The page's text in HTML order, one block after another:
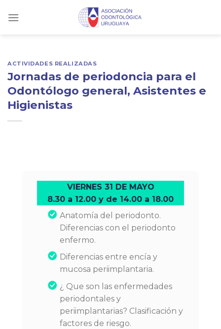
ACTIVIDADES REALIZADAS
Jornadas de periodoncia para el
Odontólogo general, Asistentes e
Higienistas
VIERNES 31 DE MAYO
8.30 a 12.00 y de 14.00 a 18.00
Anatomía del periodonto.
Diferencias con el periodonto
enfermo.
Diferencias entre encía y
mucosa periimplantaria.
¿ Que son las enfermedades
periodontales y
periimplantarias? Clasificación y
factores de riesgo.